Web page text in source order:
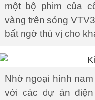
một bộ phim của
vàng trên sóng
bất ngờ thú vị cho
Nhờ ngoại hình
với các dự án điện